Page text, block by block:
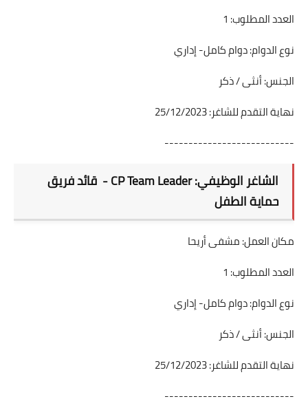
العدد المطلوب: 1
نوع الدوام: دوام كامل- إداري
الجنس: أنثى / ذكر
نهاية التقدم للشاغر: 25/12/2023
---------------------------
الشاغر الوظيفي: CP Team Leader - قائد فريق
حماية الطفل
مكان العمل: مشفى أريحا
العدد المطلوب: 1
نوع الدوام: دوام كامل- إداري
الجنس: أنثى / ذكر
نهاية التقدم للشاغر: 25/12/2023